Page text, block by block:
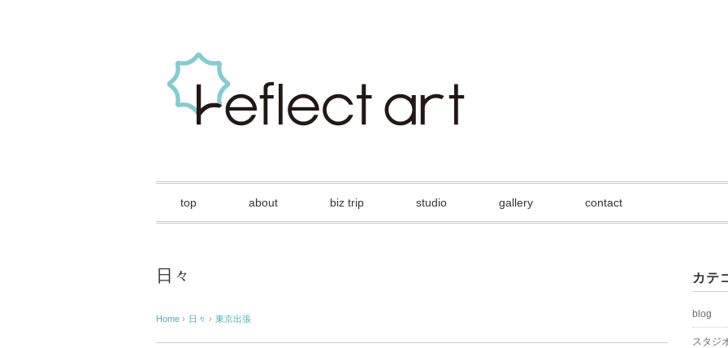
top about biz trip studio gallery contact
日々
Home › 日々 › 東京出張
カテ
blog
スタジ